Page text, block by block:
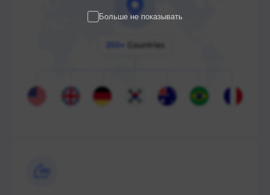
Больше не показывать